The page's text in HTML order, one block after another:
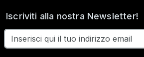
Iscriviti alla nostra Newsletter!